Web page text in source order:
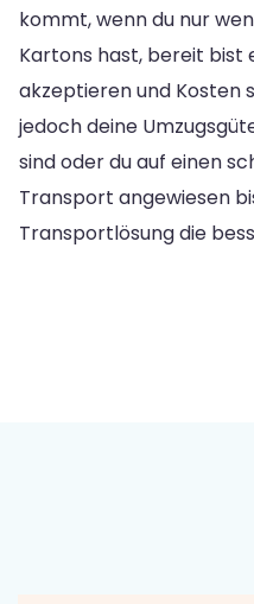
kommt, wenn du nur
Kartons hast, bereit bist
akzeptieren und Kosten
jedoch deine
sind oder du auf einen
Transport angewiesen
Transportlösung die